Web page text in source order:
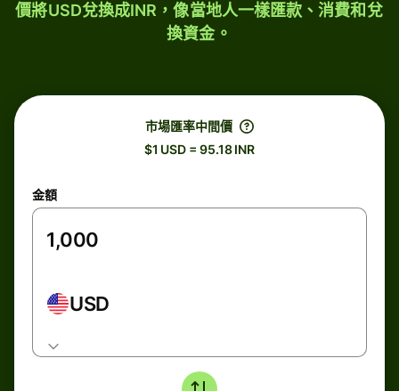
價將USD兌換成INR，像當地人一樣匯款、消費和兌
換資金。
市場匯率中間價
$1 USD = 95.18 INR
金額
USD